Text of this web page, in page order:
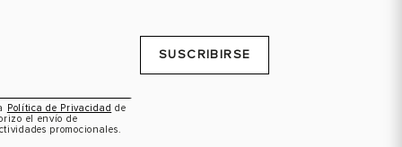
Política de Privacidad de
el envío de
promocionales.
SUSCRIBIRSE